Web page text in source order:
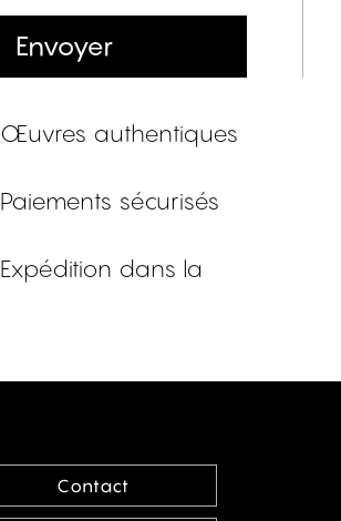
Envoyer
Œuvres authentiques
Paiements sécurisés
Expédition dans la
Contact